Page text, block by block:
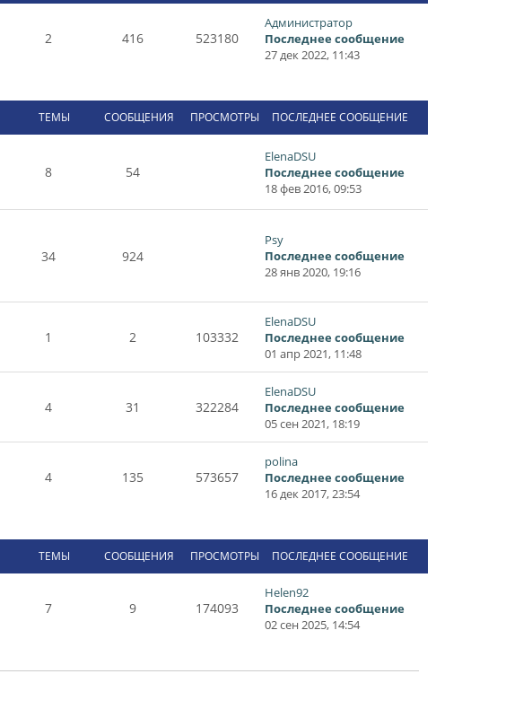
2 416 523180
Администратор
Последнее сообщение
27 дек 2022, 11:43
ТЕМЫ СООБЩЕНИЯ ПРОСМОТРЫ ПОСЛЕДНЕЕ СООБЩЕНИЕ
8 54
ElenaDSU
Последнее сообщение
18 фев 2016, 09:53
34 924
Psy
Последнее сообщение
28 янв 2020, 19:16
1 2 103332
ElenaDSU
Последнее сообщение
01 апр 2021, 11:48
4 31 322284
ElenaDSU
Последнее сообщение
05 сен 2021, 18:19
4 135 573657
polina
Последнее сообщение
16 дек 2017, 23:54
ТЕМЫ СООБЩЕНИЯ ПРОСМОТРЫ ПОСЛЕДНЕЕ СООБЩЕНИЕ
7 9 174093
Helen92
Последнее сообщение
02 сен 2025, 14:54